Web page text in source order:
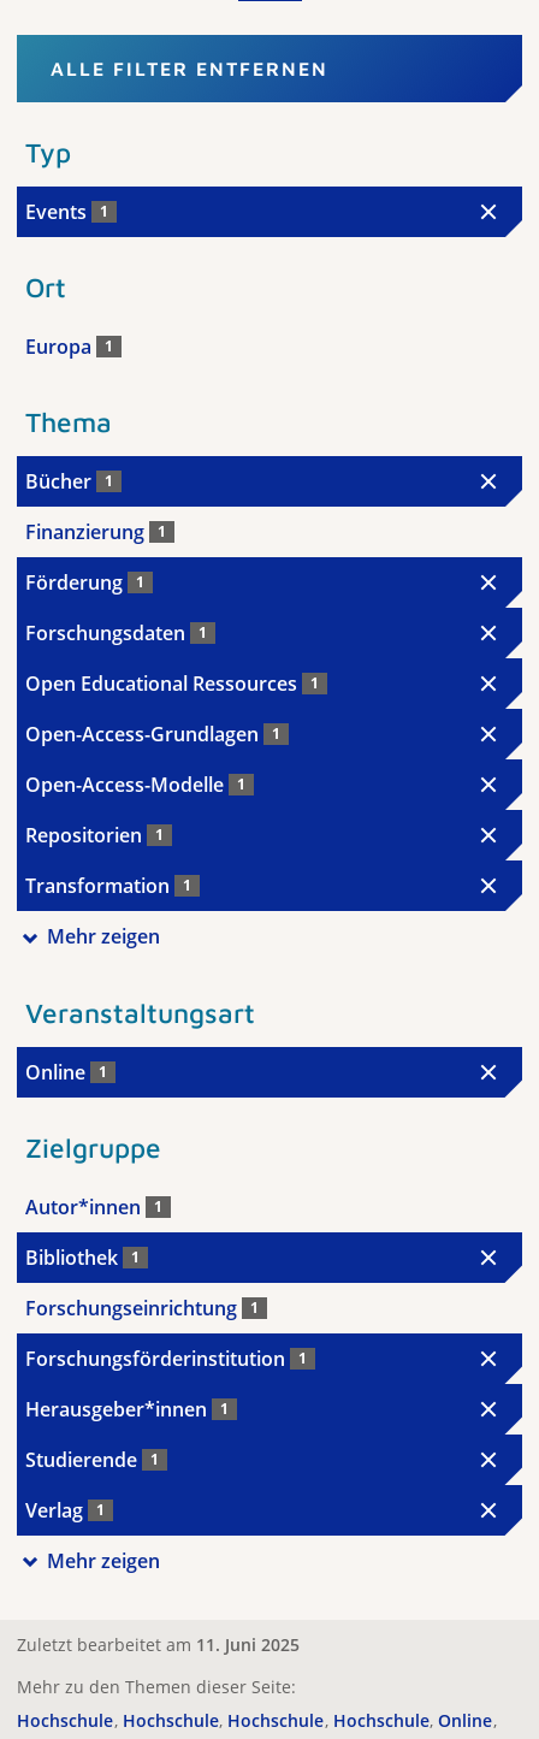
ALLE FILTER ENTFERNEN
Typ
Events 1
Ort
Europa 1
Thema
Bücher 1
Finanzierung 1
Förderung 1
Forschungsdaten 1
Open Educational Ressources 1
Open-Access-Grundlagen 1
Open-Access-Modelle 1
Repositorien 1
Transformation 1
Mehr zeigen
Veranstaltungsart
Online 1
Zielgruppe
Autor*innen 1
Bibliothek 1
Forschungseinrichtung 1
Forschungsförderinstitution 1
Herausgeber*innen 1
Studierende 1
Verlag 1
Mehr zeigen
Zuletzt bearbeitet am 11. Juni 2025
Mehr zu den Themen dieser Seite:
Hochschule Hochschule Hochschule Hochschule Online